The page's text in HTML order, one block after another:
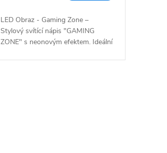
LED Obraz - Gaming Zone –
Stylový svítící nápis "GAMING
ZONE" s neonovým efektem. Ideální